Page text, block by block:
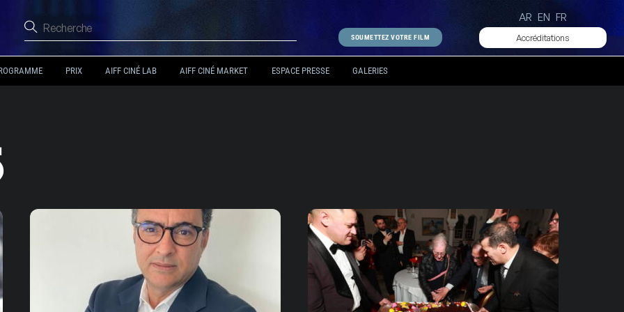
AR EN FR
SOUMETTEZ VOTRE FILM Accréditations
PRIX AIFF CINÉ LAB AIFF CINÉ MARKET ESPACE PRESSE GALERIES